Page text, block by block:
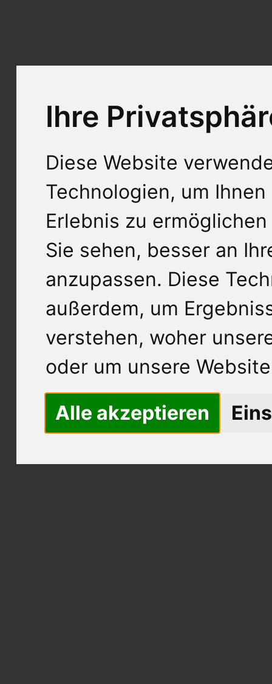
Ihre
Diese Website
Technologien, um
Erlebnis zu
Sie sehen, besser an
anzupassen. Diese
außerdem, um
verstehen, woher
oder um unsere
Alle akzeptieren